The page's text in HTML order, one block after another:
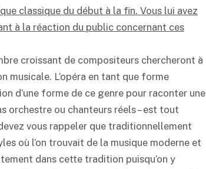
classique du début à la fin. Vous lui avez
à la réaction du public concernant ces
croissant de compositeurs chercheront à
musicale. L’opéra en tant que forme
d’une forme de ce genre pour raconter une
orchestre ou chanteurs réels – est tout
vous rappeler que traditionnellement
où l’on trouvait de la musique moderne et
dans cette tradition puisqu’on y